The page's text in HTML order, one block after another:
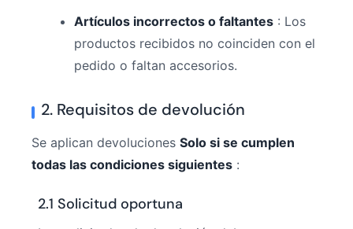
Artículos incorrectos o faltantes : Los
productos recibidos no coinciden con el
pedido o faltan accesorios.
2. Requisitos de devolución
Se aplican devoluciones Solo si se cumplen
todas las condiciones siguientes :
2.1 Solicitud oportuna